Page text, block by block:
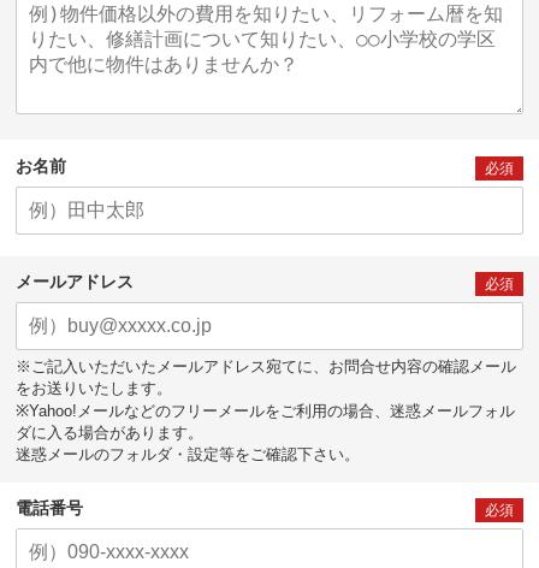
お名前 必須
メールアドレス 必須
※ご記入いただいたメールアドレス宛てに、お問合せ内容の確認メール
をお送りいたします。
※Yahoo!メールなどのフリーメールをご利用の場合、迷惑メールフォル
ダに入る場合があります。
迷惑メールのフォルダ・設定等をご確認下さい。
電話番号 必須